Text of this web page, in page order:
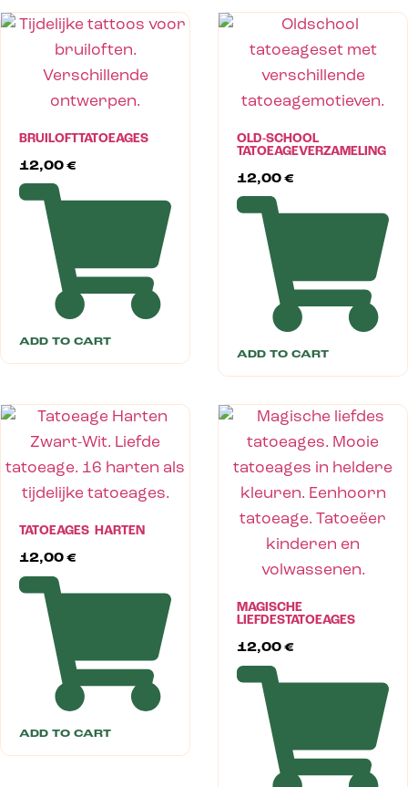
BRUILOFTTATOEAGES
12,00 €
ADD TO CART
OLD-SCHOOL
TATOEAGEVERZAMELING
12,00 €
ADD TO CART
TATOEAGES HARTEN
12,00 €
ADD TO CART
MAGISCHE
LIEFDESTATOEAGES
12,00 €